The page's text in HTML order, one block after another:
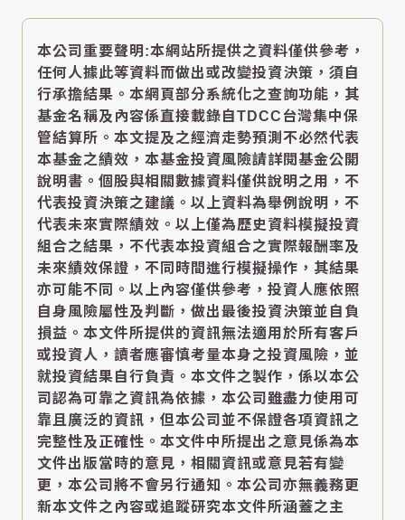
本公司重要聲明:本網站所提供之資料僅供參考，
任何人據此等資料而做出或改變投資決策，須自
行承擔結果。本網頁部分系統化之查詢功能，其
基金名稱及內容係直接載錄自TDCC台灣集中保
管結算所。本文提及之經濟走勢預測不必然代表
本基金之績效，本基金投資風險請詳閱基金公開
說明書。個股與相關數據資料僅供說明之用，不
代表投資決策之建議。以上資料為舉例說明，不
代表未來實際績效。以上僅為歷史資料模擬投資
組合之結果，不代表本投資組合之實際報酬率及
未來績效保證，不同時間進行模擬操作，其結果
亦可能不同。以上內容僅供參考，投資人應依照
自身風險屬性及判斷，做出最後投資決策並自負
損益。本文件所提供的資訊無法適用於所有客戶
或投資人，讀者應審慎考量本身之投資風險，並
就投資結果自行負責。本文件之製作，係以本公
司認為可靠之資訊為依據，本公司雖盡力使用可
靠且廣泛的資訊，但本公司並不保證各項資訊之
完整性及正確性。本文件中所提出之意見係為本
文件出版當時的意見，相關資訊或意見若有變
更，本公司將不會另行通知。本公司亦無義務更
新本文件之內容或追蹤研究本文件所涵蓋之主